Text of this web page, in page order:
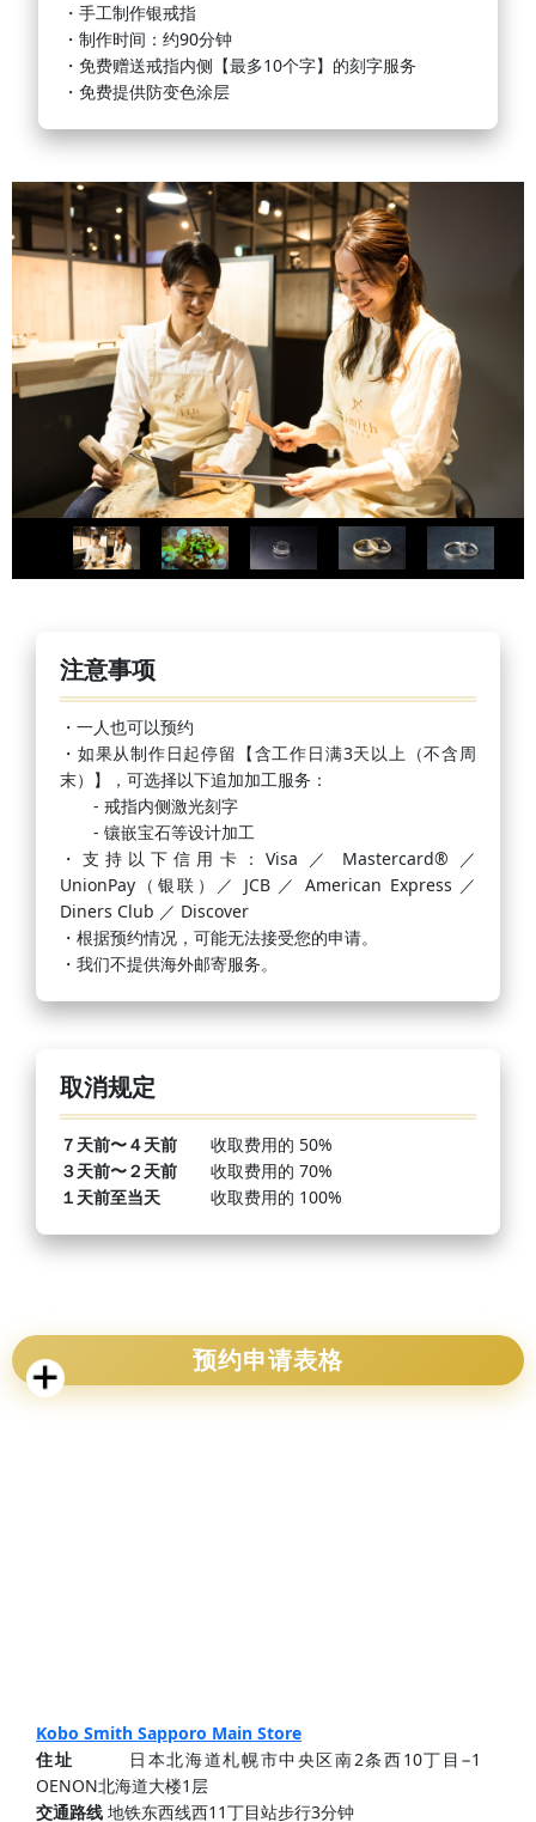
・手工制作银戒指
・制作时间：约90分钟
・免费赠送戒指内侧【最多10个字】的刻字服务
・免费提供防变色涂层
注意事项
・一人也可以预约
・如果从制作日起停留【含工作日满3天以上（不含周
末）】，可选择以下追加加工服务：
- 戒指内侧激光刻字
- 镶嵌宝石等设计加工
・支持以下信用卡：Visa ／ Mastercard® ／
UnionPay（银联）／ JCB ／ American Express ／
Diners Club ／ Discover
・根据预约情况，可能无法接受您的申请。
・我们不提供海外邮寄服务。
取消规定
７天前〜４天前 收取费用的 50%
３天前〜２天前 收取费用的 70%
１天前至当天 收取费用的 100%
预约申请表格
Kobo Smith Sapporo Main Store
住址 日本北海道札幌市中央区南2条西10丁目−1
OENON北海道大楼1层
交通路线 地铁东西线西11丁目站步行3分钟